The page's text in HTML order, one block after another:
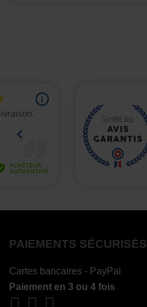
PAIEMENTS SÉCURISÉS
Cartes bancaires - PayPal
Paiement en 3 ou 4 fois